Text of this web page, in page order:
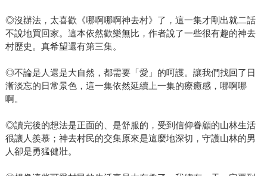
◎沒辦法，太喜歡《哪啊哪啊神去村》了，這一集才剛出就二話
不說地買回家。這本依然歡樂無比，作者說了一些很有趣的神去
村歷史。真希望還有第三集。
◎不論是人還是大自然，都需要「愛」的呵護。讓我們找回了日
漸淡忘的日常景色，這一集依然延續上一集的療癒感，哪啊哪
啊。
◎讀完後的想法是正面的、是舒服的，受到信仰眷顧的山林生活
很讓人羨慕；神去村民的交集原來是這麼地深切，守護山林的男
人卻是勇猛健壯。